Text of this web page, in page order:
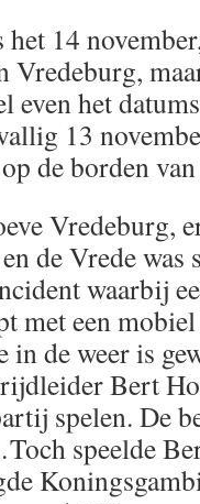
14
Vredeburg,
even het
13
de borden van
Vredeburg,
de Vrede was
waarbij
met een
de weer is
Bert
spelen. De
speelde